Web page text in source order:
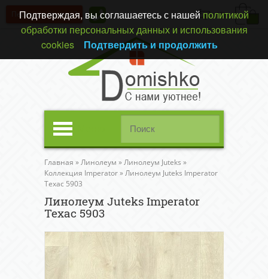
(0)
Перезвонить вам?
Главная »Линолеум »Линолеум Juteks »
Коллекция Imperator»Линолеум Juteks Imperator
Техас 5903
Линолеум Juteks Imperator
Техас 5903
Подтверждая, вы соглашаетесь с нашей политикой
обработки персональных данных и использования
cookies
Подтвердить и продолжить